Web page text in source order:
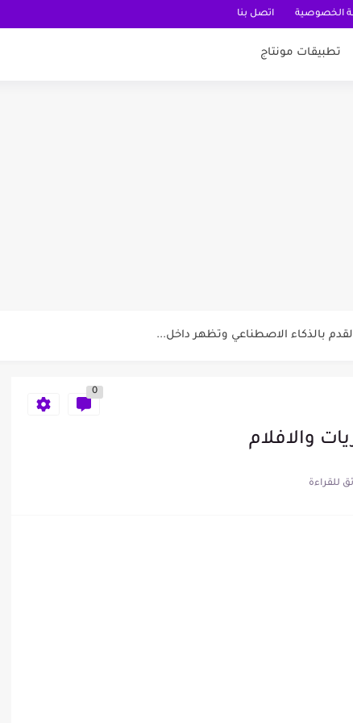
الخصوصية اتصل بنا
تطبيقات مونتاج
بالذكاء الاصطناعي وتظهر داخل...
0
والافلام